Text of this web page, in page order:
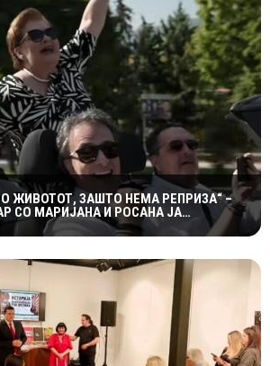
ЖИВОТОТ, ЗАШТО НЕМА РЕПРИЗА“ –
СО МАРИЈАНА И РОСАНА ЈА
МЛАДИ“